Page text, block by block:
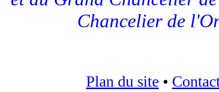
Chancelier de
Plan du site •